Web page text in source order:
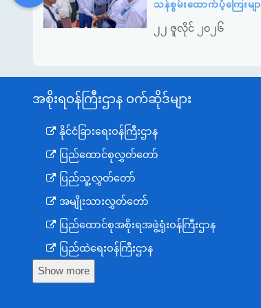
သန်စွမ်းထောက်ပံ့ကြေးမျာ
၂၂ ဇူလိုင် ၂၀၂၆
အစိုးရဝန်ကြီးဌာန ဝက်ဆိုဒ်များ
နိုင်ငံခြားရေးဝန်ကြီးဌာန
ပြည်ထောင်စုလွှတ်တော်
ပြည်သူ့လွှတ်တော်
အမျိုးသားလွှတ်တော်
ပြည်ထောင်စုအစိုးရအဖွဲ့ရုံးဝန်ကြီးဌာန
ပြည်ထဲရေးဝန်ကြီးဌာန
ကာကွယ်ရေးဝန်ကြီးဌာန
Show more